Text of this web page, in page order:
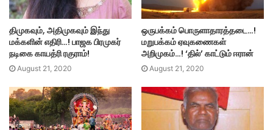
திமுகவும், அதிமுகவும் இந்து
மக்களின் எதிரி…! பாஜக பிரமுகர்
நடிகை காயத்ரி ரகுராம்!
August 21, 2020
ஒருபக்கம் பொருளாதாரத்தடை…!
மறுபக்கம் ஏவுகணைகள்
அறிமுகம்…! ‘தில்’ காட்டும் ஈரான்
August 21, 2020